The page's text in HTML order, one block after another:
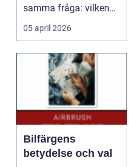
samma fråga: vilken
verkstad tar bäst hand
om...
05 april 2026
Bilfärgens
betydelse och val